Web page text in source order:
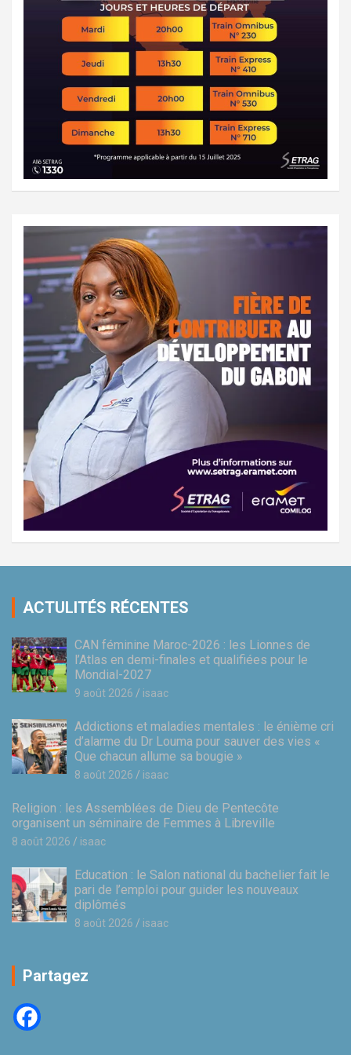
ACTULITÉS RÉCENTES
CAN féminine Maroc-2026 : les Lionnes de
l’Atlas en demi-finales et qualifiées pour le
Mondial-2027
9 août 2026 isaac
Addictions et maladies mentales : le énième cri
d’alarme du Dr Louma pour sauver des vies «
Que chacun allume sa bougie »
8 août 2026 isaac
Religion : les Assemblées de Dieu de Pentecôte
organisent un séminaire de Femmes à Libreville
8 août 2026 isaac
Education : le Salon national du bachelier fait le
pari de l’emploi pour guider les nouveaux
diplômés
8 août 2026 isaac
Partagez